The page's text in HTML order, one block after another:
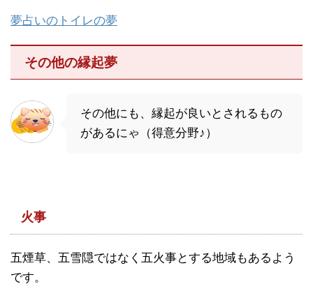
夢占いのトイレの夢
その他の縁起夢
その他にも、縁起が良いとされるもの
があるにゃ（得意分野♪）
火事
五煙草、五雪隠ではなく五火事とする地域もあるよう
です。